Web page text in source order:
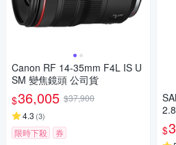
Canon RF 14-35mm F4L IS U
SM 變焦鏡頭 公司貨
$36,005 $37,900
4.3 (3)
限時下殺 券 $